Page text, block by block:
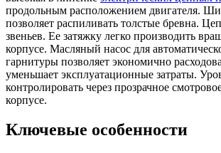
продольным расположением двигателя.
позволяет распиливать толстые бревна.
звеньев. Ее затяжку легко производить
корпусе. Масляный насос для
гарнитуры позволяет экономично
уменьшает эксплуатационные затраты.
контролировать через прозрачное
корпусе.
Ключевые особенности